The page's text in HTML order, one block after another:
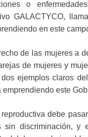
o
GALACTYCO,
en este
de las mujeres a
de mujeres y
ejemplos claros
este
debe
sin discriminación, y